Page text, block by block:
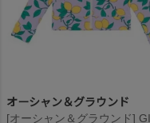
オーシャン＆グラウンド